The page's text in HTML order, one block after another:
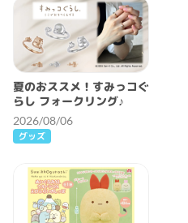
夏のおススメ！すみっコぐ
らし フォークリング♪
2026/08/06
グッズ